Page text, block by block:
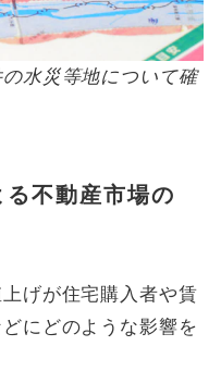
水災等地について確
不動産市場の
げが住宅購入者や賃
にどのような影響を